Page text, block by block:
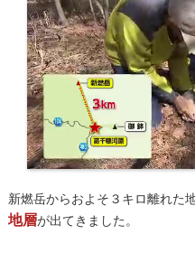
新燃岳からおよそ３キロ離れた
地層が出てきました。